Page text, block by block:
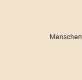
Menschen